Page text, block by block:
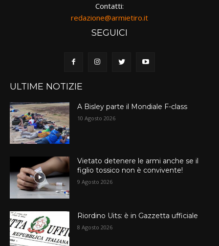
Contatti:
redazione@armietiro.it
SEGUICI
ULTIME NOTIZIE
A Bisley parte il Mondiale F-class
10 Agosto 2026
Vietato detenere le armi anche se il
figlio tossico non è convivente!
9 Agosto 2026
Riordino Uits: è in Gazzetta ufficiale
8 Agosto 2026